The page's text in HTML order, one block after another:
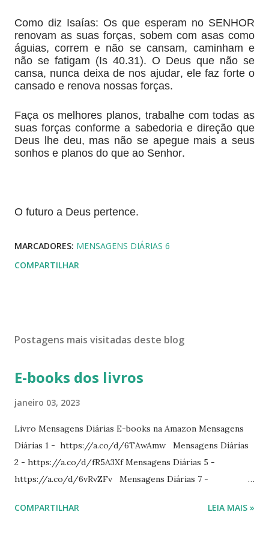
Como diz Isaías: Os que esperam no SENHOR
renovam as suas forças, sobem com asas como
águias, correm e não se cansam, caminham e
não se fatigam (Is 40.31). O Deus que não se
cansa, nunca deixa de nos ajudar, ele faz forte o
cansado e renova nossas forças.
Faça os melhores planos, trabalhe com todas as
suas forças conforme a sabedoria e direção que
Deus lhe deu, mas não se apegue mais a seus
sonhos e planos do que ao Senhor.
O futuro a Deus pertence.
MARCADORES: MENSAGENS DIÁRIAS 6
COMPARTILHAR
Postagens mais visitadas deste blog
E-books dos livros
janeiro 03, 2023
Livro Mensagens Diárias E-books na Amazon Mensagens
Diárias 1 - https://a.co/d/6TAwAmw Mensagens Diárias
2 - https://a.co/d/fR5A3Xf Mensagens Diárias 5 -
https://a.co/d/6vRvZFv Mensagens Diárias 7 -
https://a.co/d/h4iP1oj Mensagens Diárias 10 -
COMPARTILHAR LEIA MAIS »